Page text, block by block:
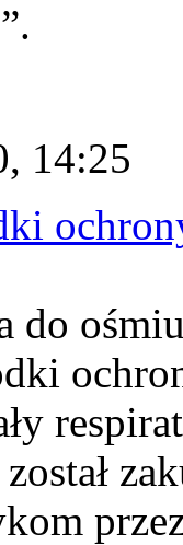
14:25
do
został